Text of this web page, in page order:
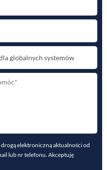
elektroniczną aktualności od
lub nr telefonu. Akceptuję